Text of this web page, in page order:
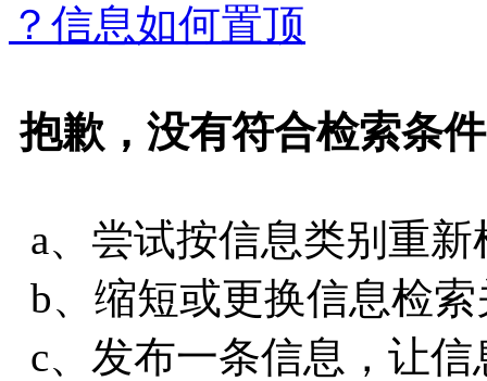
？信息如何置顶
抱歉，没有符合检索条
a、尝试按信息类别重
b、缩短或更换信息检
c、发布一条信息，让